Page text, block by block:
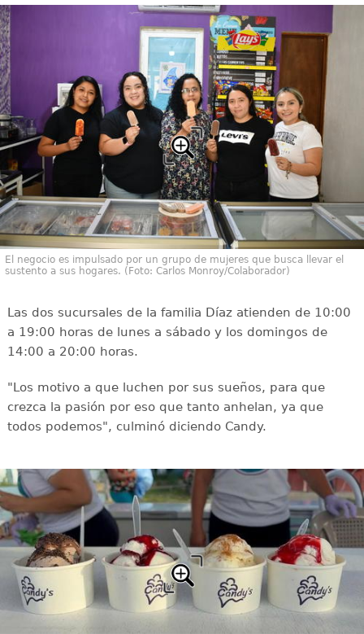
El negocio es impulsado por un grupo de mujeres que busca llevar el
sustento a sus hogares. (Foto: Carlos Monroy/Colaborador)
Las dos sucursales de la familia Díaz atienden de 10:00
a 19:00 horas de lunes a sábado y los domingos de
14:00 a 20:00 horas.
"Los motivo a que luchen por sus sueños, para que
crezca la pasión por eso que tanto anhelan, ya que
todos podemos", culminó diciendo Candy.